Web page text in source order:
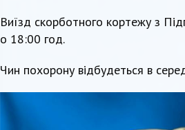
Виїзд скорботного кортежу з
о 18:00 год.
Чин похорону відбудеться в